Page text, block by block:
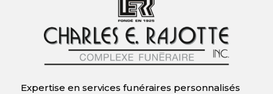
Expertise en services funéraires personnalisés